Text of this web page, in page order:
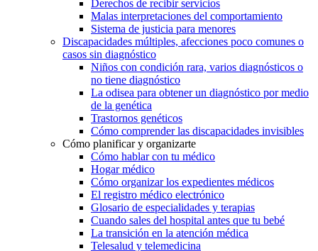
Derechos de recibir servicios
Malas interpretaciones del comportamiento
Sistema de justicia para menores
Discapacidades múltiples, afecciones poco comunes o
casos sin diagnóstico
Niños con condición rara, varios diagnósticos o
no tiene diagnóstico
La odisea para obtener un diagnóstico por medio
de la genética
Trastornos genéticos
Cómo comprender las discapacidades invisibles
Cómo planificar y organizarte
Cómo hablar con tu médico
Hogar médico
Cómo organizar los expedientes médicos
El registro médico electrónico
Glosario de especialidades y terapias
Cuando sales del hospital antes que tu bebé
La transición en la atención médica
Telesalud y telemedicina